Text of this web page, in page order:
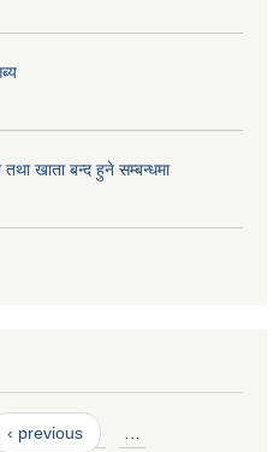
खाता बन्द हुने सम्बन्धमा
‹ previous